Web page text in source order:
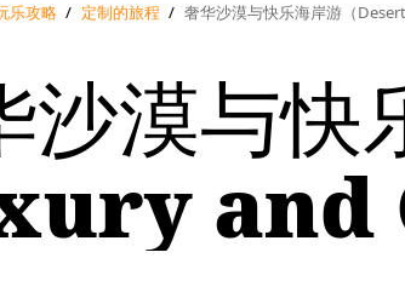
乐攻略 / 定制的旅程 / 奢华沙漠与快乐海岸游（
沙漠与
and